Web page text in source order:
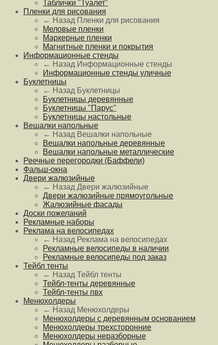
Таблички "Туалет"
Пленки для рисования
← Назад Пленки для рисования
Меловые пленки
Маркерные пленки
Магнитные пленки и покрытия
Информационные стенды
← Назад Информационные стенды
Информационные стенды уличные
Буклетницы
← Назад Буклетницы
Буклетницы деревянные
Буклетницы "Парус"
Буклетницы настольные
Вешалки напольные
← Назад Вешалки напольные
Вешалки напольные деревянные
Вешалки напольные металлические
Реечные перегородки (Баффели)
Фальш-окна
Двери жалюзийные
← Назад Двери жалюзийные
Двери жалюзийные прямоугольные
Жалюзийные фасады
Доски пожеланий
Рекламные наборы
Реклама на велосипедах
← Назад Реклама на велосипедах
Рекламные велосипеды в наличии
Рекламные велосипеды под заказ
Тейбл тенты
← Назад Тейбл тенты
Тейбл-тенты деревянные
Тейбл-тенты пвх
Менюхолдеры
← Назад Менюхолдеры
Менюхолдеры с деревянным основанием
Менюхолдеры трехсторонние
Менюхолдеры неразборные